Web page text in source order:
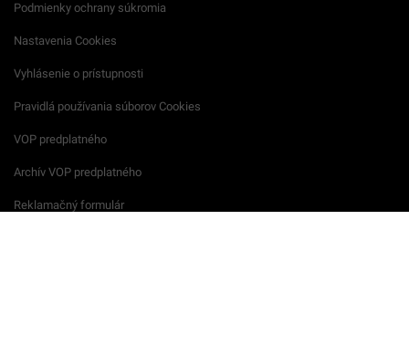
Podmienky ochrany súkromia
Nastavenia Cookies
Vyhlásenie o prístupnosti
Pravidlá používania súborov Cookies
VOP predplatného
Archív VOP predplatného
Reklamačný formulár